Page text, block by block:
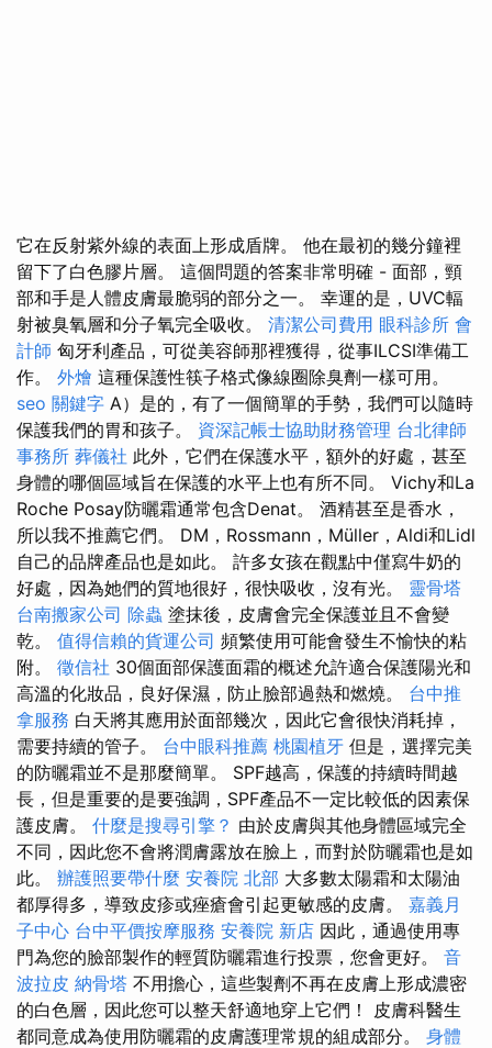
它在反射紫外線的表面上形成盾牌。 他在最初的幾分鐘裡
留下了白色膠片層。 這個問題的答案非常明確 - 面部，頸
部和手是人體皮膚最脆弱的部分之一。 幸運的是，UVC輻
射被臭氧層和分子氧完全吸收。 清潔公司費用 眼科診所 會
計師 匈牙利產品，可從美容師那裡獲得，從事ILCSI準備工
作。 外燴 這種保護性筷子格式像線圈除臭劑一樣可用。
seo 關鍵字 A）是的，有了一個簡單的手勢，我們可以隨時
保護我們的胃和孩子。 資深記帳士協助財務管理 台北律師
事務所 葬儀社 此外，它們在保護水平，額外的好處，甚至
身體的哪個區域旨在保護的水平上也有所不同。 Vichy和La
Roche Posay防曬霜通常包含Denat。 酒精甚至是香水，
所以我不推薦它們。 DM，Rossmann，Müller，Aldi和Lidl
自己的品牌產品也是如此。 許多女孩在觀點中僅寫牛奶的
好處，因為她們的質地很好，很快吸收，沒有光。 靈骨塔
台南搬家公司 除蟲 塗抹後，皮膚會完全保護並且不會變
乾。 值得信賴的貨運公司 頻繁使用可能會發生不愉快的粘
附。 徵信社 30個面部保護面霜的概述允許適合保護陽光和
高溫的化妝品，良好保濕，防止臉部過熱和燃燒。 台中推
拿服務 白天將其應用於面部幾次，因此它會很快消耗掉，
需要持續的管子。 台中眼科推薦 桃園植牙 但是，選擇完美
的防曬霜並不是那麼簡單。 SPF越高，保護的持續時間越
長，但是重要的是要強調，SPF產品不一定比較低的因素保
護皮膚。 什麼是搜尋引擎？ 由於皮膚與其他身體區域完全
不同，因此您不會將潤膚露放在臉上，而對於防曬霜也是如
此。 辦護照要帶什麼 安養院 北部 大多數太陽霜和太陽油
都厚得多，導致皮疹或痤瘡會引起更敏感的皮膚。 嘉義月
子中心 台中平價按摩服務 安養院 新店 因此，通過使用專
門為您的臉部製作的輕質防曬霜進行投票，您會更好。 音
波拉皮 納骨塔 不用擔心，這些製劑不再在皮膚上形成濃密
的白色層，因此您可以整天舒適地穿上它們！ 皮膚科醫生
都同意成為使用防曬霜的皮膚護理常規的組成部分。 身體